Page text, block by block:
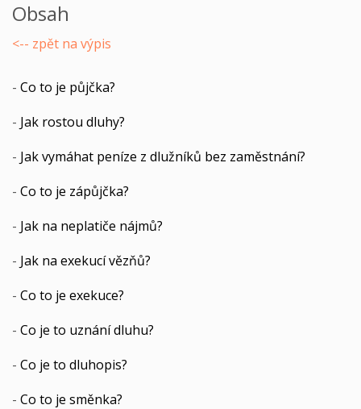
Obsah
<-- zpět na výpis
- Co to je půjčka?
- Jak rostou dluhy?
- Jak vymáhat peníze z dlužníků bez zaměstnání?
- Co to je zápůjčka?
- Jak na neplatiče nájmů?
- Jak na exekucí vězňů?
- Co to je exekuce?
- Co je to uznání dluhu?
- Co je to dluhopis?
- Co to je směnka?